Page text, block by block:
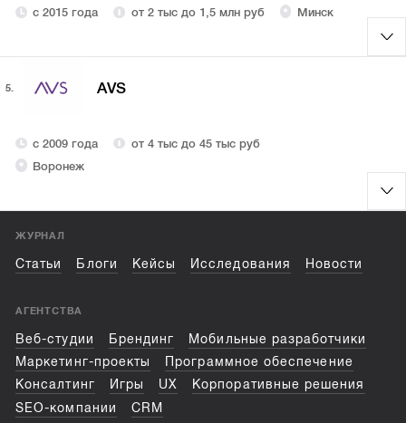
с 2015 года от 2 тыс до 1,5 млн руб Минск
5. AVS
с 2009 года
от 4 тыс до 45 тыс руб
Воронеж
ЖУРНАЛ
Статьи Блоги Кейсы Исследования Новости
АГЕНТСТВА
Веб-студии Брендинг
Мобильные разработчики
Маркетинг-проекты
Программное обеспечение
Консалтинг
Игры UX
Корпоративные решения
SEO-компании
CRM